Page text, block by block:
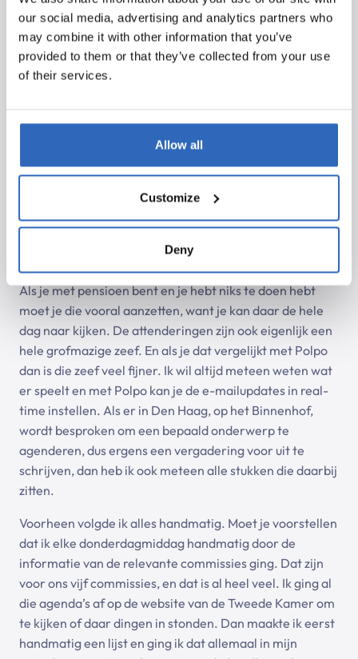
our social media, advertising and analytics partners who
may combine it with other information that you’ve
provided to them or that they’ve collected from your use
of their services.
Allow all
Customize
Deny
vinden wij daarvan? Het is ook erg belangrijk om te zien
welke politieke thema’s er spelen. Wij kunnen wel bezig
zijn met het zuiveren van water en de dijken, maar als er
in politiek Den Haag gesproken wordt over
‘huiseigenaren die problemen hebben met hun
dan raakt dat ons ook. Dan denk ik: “Daar moeten wij
ons nu op focussen!” En dan is het heel handig dat je in
Polpo even kunt aanzetten, zoeken op ‘Fundering’, en
Hoe deden jullie voorheen aan monitoring, voordat
Nou ja, eerst kreeg ik de Tweede Kamer attenderingen.
Als je met pensioen bent en je hebt niks te doen hebt
moet je die vooral aanzetten, want je kan daar de hele
dag naar kijken. De attenderingen zijn ook eigenlijk een
hele grofmazige zeef. En als je dat vergelijkt met Polpo
dan is die zeef veel fijner. Ik wil altijd meteen weten wat
er speelt en met Polpo kan je de e-mailupdates in real-
time instellen. Als er in Den Haag, op het Binnenhof,
wordt besproken om een bepaald onderwerp te
agenderen, dus ergens een vergadering voor uit te
schrijven, dan heb ik ook meteen alle stukken die daarbij
zitten.
Voorheen volgde ik alles handmatig. Moet je voorstellen
dat ik elke donderdagmiddag handmatig door de
informatie van de relevante commissies ging. Dat zijn
voor ons vijf commissies, en dat is al heel veel. Ik ging al
die agenda’s af op de website van de Tweede Kamer om
te kijken of daar dingen in stonden. Dan maakte ik eerst
handmatig een lijst en ging ik dat allemaal in mijn